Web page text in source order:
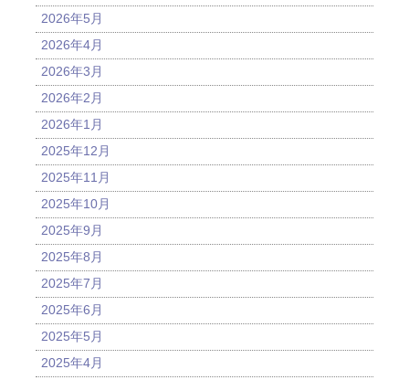
2026年5月
2026年4月
2026年3月
2026年2月
2026年1月
2025年12月
2025年11月
2025年10月
2025年9月
2025年8月
2025年7月
2025年6月
2025年5月
2025年4月